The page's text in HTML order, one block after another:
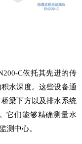
C依托其先进的传
水深度。这些设备通
梁下方以及排水系统
它们能够精确测量水
测中心。